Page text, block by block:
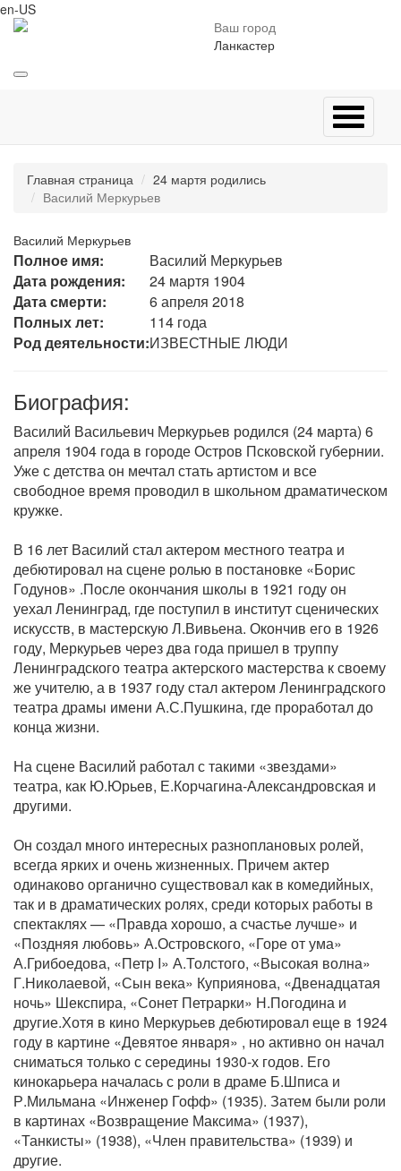
en-US
Ваш город
Ланкастер
Главная страница
24 мартя родились
Василий Меркурьев
Василий Меркурьев
Полное имя:
Василий Меркурьев
Дата рождения:
24 мартя 1904
Дата смерти:
6 апреля 2018
Полных лет:
114 года
Род деятельности:ИЗВЕСТНЫЕ ЛЮДИ
Биография:
Василий Васильевич Меркурьев родился (24 марта) 6
апреля 1904 года в городе Остров Псковской губернии.
Уже с детства он мечтал стать артистом и все
свободное время проводил в школьном драматическом
кружке.
В 16 лет Василий стал актером местного театра и
дебютировал на сцене ролью в постановке «Борис
Годунов» .После окончания школы в 1921 году он
уехал Ленинград, где поступил в институт сценических
искусств, в мастерскую Л.Вивьена. Окончив его в 1926
году, Меркурьев через два года пришел в труппу
Ленинградского театра актерского мастерства к своему
же учителю, а в 1937 году стал актером Ленинградского
театра драмы имени А.С.Пушкина, где проработал до
конца жизни.
На сцене Василий работал с такими «звездами»
театра, как Ю.Юрьев, Е.Корчагина-Александровская и
другими.
Он создал много интересных разноплановых ролей,
всегда ярких и очень жизненных. Причем актер
одинаково органично существовал как в комедийных,
так и в драматических ролях, среди которых работы в
спектаклях — «Правда хорошо, а счастье лучше» и
«Поздняя любовь» А.Островского, «Горе от ума»
А.Грибоедова, «Петр I» А.Толстого, «Высокая волна»
Г.Николаевой, «Сын века» Куприянова, «Двенадцатая
ночь» Шекспира, «Сонет Петрарки» Н.Погодина и
другие.Хотя в кино Меркурьев дебютировал еще в 1924
году в картине «Девятое января» , но активно он начал
сниматься только с середины 1930-х годов. Его
кинокарьера началась с роли в драме Б.Шписа и
Р.Мильмана «Инженер Гофф» (1935). Затем были роли
в картинах «Возвращение Максима» (1937),
«Танкисты» (1938), «Член правительства» (1939) и
другие.